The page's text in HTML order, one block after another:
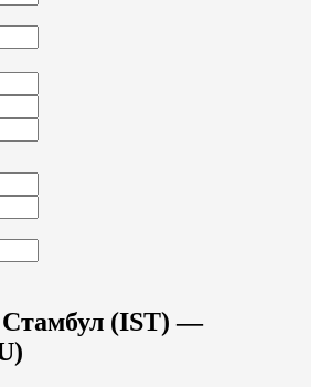
Стамбул (IST) —
)